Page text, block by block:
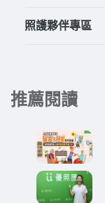
照護夥伴專區
推薦閱讀